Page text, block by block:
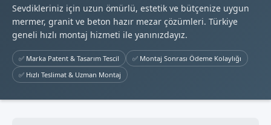
Sevdikleriniz için uzun ömürlü, estetik ve bütçenize uygun
mermer, granit ve beton hazır mezar çözümleri. Türkiye
geneli hızlı montaj hizmeti ile yanınızdayız.
✅ Marka Patent & Tasarım Tescil
✅ Montaj Sonrası Ödeme Kolaylığı
✅ Hızlı Teslimat & Uzman Montaj